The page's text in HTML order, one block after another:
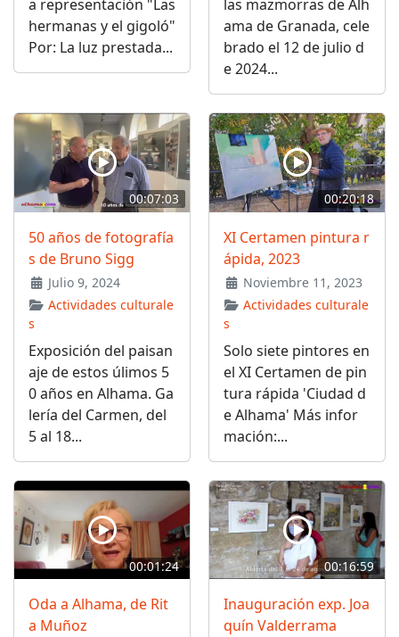
a representación "Las
hermanas y el gigoló"
Por: La luz prestada...
las mazmorras de Alh
ama de Granada, cele
brado el 12 de julio d
e 2024...
00:07:03
50 años de fotografía
s de Bruno Sigg
Julio 9, 2024
Actividades culturale
s
Exposición del paisan
aje de estos úlimos 5
0 años en Alhama. Ga
lería del Carmen, del
5 al 18...
00:20:18
XI Certamen pintura r
ápida, 2023
Noviembre 11, 2023
Actividades culturale
s
Solo siete pintores en
el XI Certamen de pin
tura rápida 'Ciudad d
e Alhama' Más infor
mación:...
00:01:24
Oda a Alhama, de Rit
a Muñoz
00:16:59
Inauguración exp. Joa
quín Valderrama